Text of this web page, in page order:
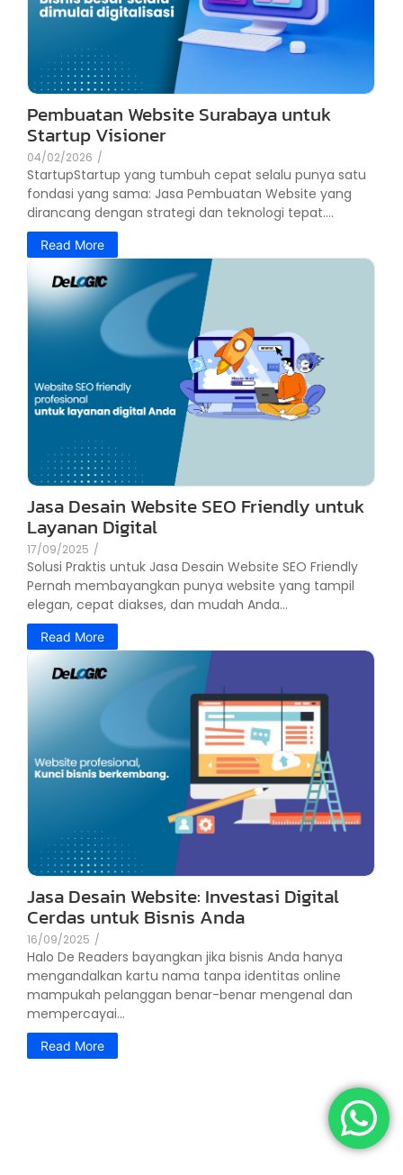
Pembuatan Website Surabaya untuk
Startup Visioner
04/02/2026 /
StartupStartup yang tumbuh cepat selalu punya satu
fondasi yang sama: Jasa Pembuatan Website yang
dirancang dengan strategi dan teknologi tepat....
Read More
Jasa Desain Website SEO Friendly untuk
Layanan Digital
17/09/2025 /
Solusi Praktis untuk Jasa Desain Website SEO Friendly
Pernah membayangkan punya website yang tampil
elegan, cepat diakses, dan mudah Anda...
Read More
Jasa Desain Website: Investasi Digital
Cerdas untuk Bisnis Anda
16/09/2025 /
Halo De Readers bayangkan jika bisnis Anda hanya
mengandalkan kartu nama tanpa identitas online
mampukah pelanggan benar-benar mengenal dan
mempercayai...
Read More